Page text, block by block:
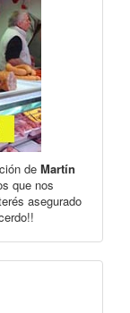
de Martín
que nos
asegurado